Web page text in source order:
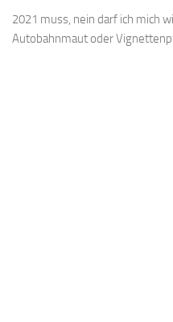
2021 muss, nein darf ich mich
Autobahnmaut oder